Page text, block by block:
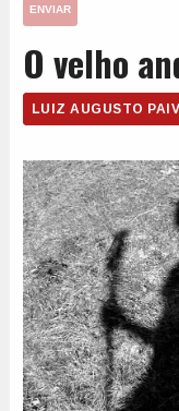
ENVIAR
O velho
LUIZ AUGUSTO